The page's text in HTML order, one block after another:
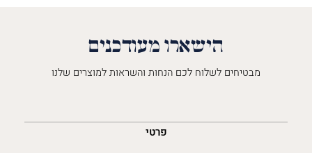
הישארו מעודכנים
מבטיחים לשלוח לכם הנחות והשראות למוצרים שלנו
פרטי